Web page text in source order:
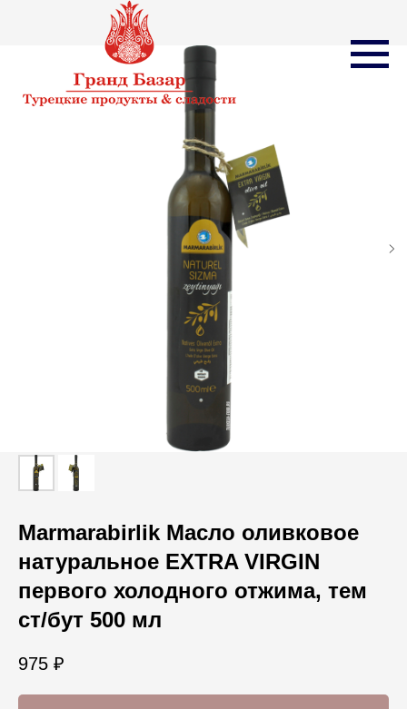
Marmarabirlik Масло оливковое
натуральное EXTRA VIRGIN
первого холодного отжима, тем
ст/бут 500 мл
975 ₽